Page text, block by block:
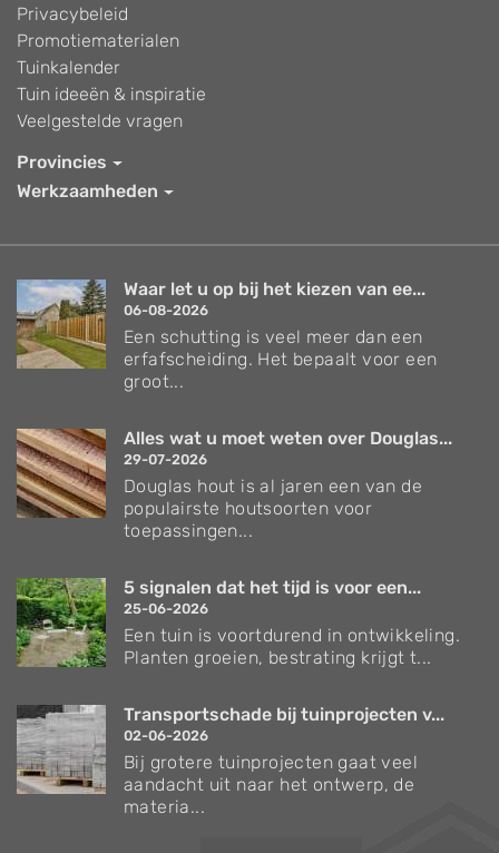
Privacybeleid
Promotiematerialen
Tuinkalender
Tuin ideeën & inspiratie
Veelgestelde vragen
Provincies
Werkzaamheden
Waar let u op bij het kiezen van ee...
06-08-2026
Een schutting is veel meer dan een
erfafscheiding. Het bepaalt voor een
groot...
Alles wat u moet weten over Douglas...
29-07-2026
Douglas hout is al jaren een van de
populairste houtsoorten voor
toepassingen...
5 signalen dat het tijd is voor een...
25-06-2026
Een tuin is voortdurend in ontwikkeling.
Planten groeien, bestrating krijgt t...
Transportschade bij tuinprojecten v...
02-06-2026
Bij grotere tuinprojecten gaat veel
aandacht uit naar het ontwerp, de
materia...